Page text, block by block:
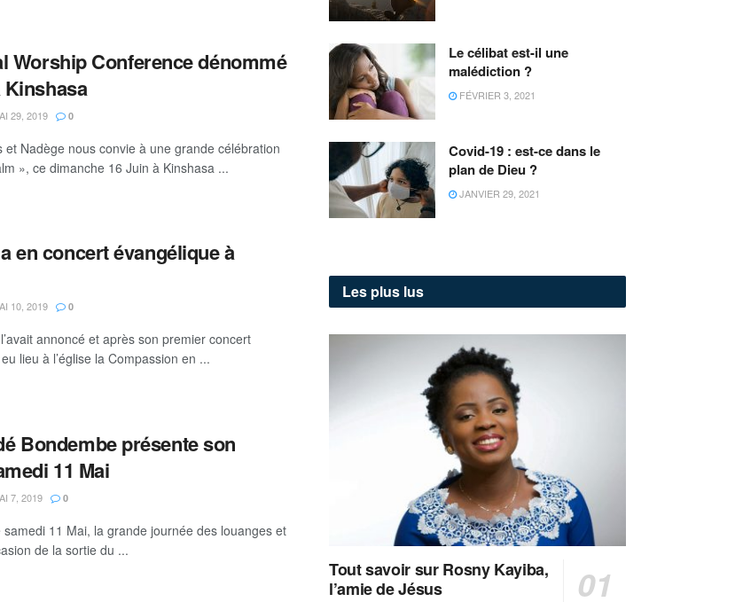
Worship Conference dénommé
Kinshasa
29, 2019 0
et Nadège nous convie à une grande célébration
», ce dimanche 16 Juin à Kinshasa ...
en concert évangélique à
10, 2019 0
annoncé et après son premier concert
lieu à l’église la Compassion en ...
Bondembe présente son
11 Mai
7, 2019 0
samedi 11 Mai, la grande journée des louanges et
de la sortie du ...
Le célibat est-il une
malédiction ?
FÉVRIER 3, 2021
Covid-19 : est-ce dans le
plan de Dieu ?
JANVIER 29, 2021
Les plus lus
Tout savoir sur Rosny Kayiba,
l’amie de Jésus